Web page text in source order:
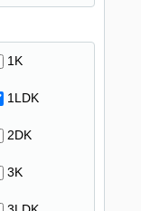
1K
1LDK
2DK
3K